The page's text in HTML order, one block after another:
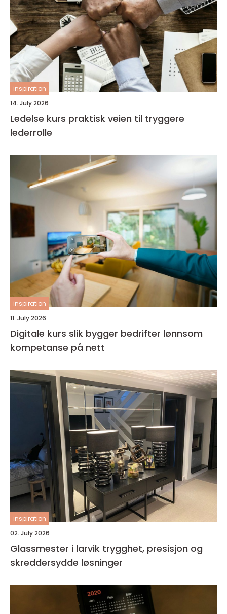
inspiration
14. July 2026
Ledelse kurs praktisk veien til tryggere
lederrolle
inspiration
11. July 2026
Digitale kurs slik bygger bedrifter lønnsom
kompetanse på nett
inspiration
02. July 2026
Glassmester i larvik trygghet, presisjon og
skreddersydde løsninger